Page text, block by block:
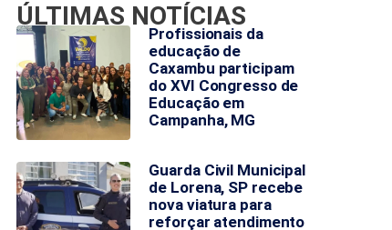
ÚLTIMAS NOTÍCIAS
Profissionais da
educação de
Caxambu participam
do XVI Congresso de
Educação em
Campanha, MG
Guarda Civil Municipal
de Lorena, SP recebe
nova viatura para
reforçar atendimento